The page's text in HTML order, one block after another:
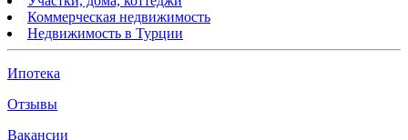
Коммерческая недвижимость
Недвижимость в Турции
Ипотека
Отзывы
Вакансии